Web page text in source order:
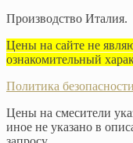
Производство Италия.
Цены на сайте не
ознакомительный
Политика
Цены на смесители
иное не указано в